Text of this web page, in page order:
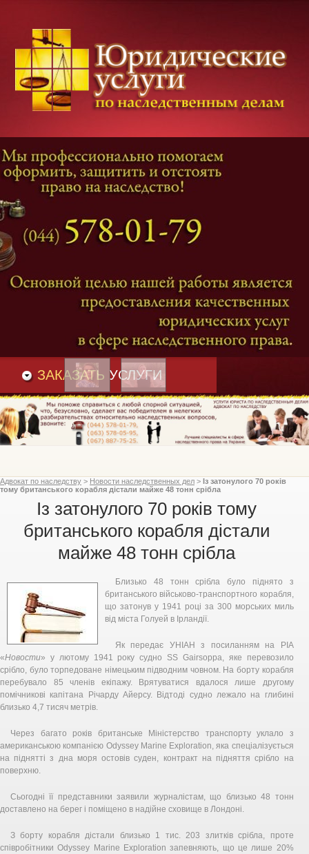
Категории дел
Наследование и Завещание
Оформление наследства
Оспаривание наследства
Адвокат наследственные дела
и Вакансии
ЗАКАЗАТЬ УСЛУГИ
Адвокат по наследству > Новости наследственных дел > Із затонулого 70 років
тому британського корабля дістали майже 48 тонн срібла
Із затонулого 70 років тому
британського корабля дістали
майже 48 тонн срібла
Близько 48 тонн срібла було піднято з
британського військово-транспортного корабля,
що затонув у 1941 році за 300 морських миль
від міста Голуей в Ірландії.
Як передає УНІАН з посиланням на РІА
«Новости» у лютому 1941 року судно SS Gairsoppa, яке перевозило
срібло, було торпедоване німецьким підводним човном. На борту корабля
перебувало 85 членів екіпажу. Врятуватися вдалося лише другому
помічникові капітана Річарду Айерсу. Відтоді судно лежало на глибині
близько 4,7 тисяч метрів.
Через багато років британське Міністерство транспорту уклало з
американською компанією Odyssey Marine Exploration, яка спеціалізується
на піднятті з дна моря остовів суден, контракт на підняття срібло на
поверхню.
Сьогодні її представники заявили журналістам, що близько 48 тонн
доставлено на берег і поміщено в надійне сховище в Лондоні.
З борту корабля дістали близько 1 тис. 203 злитків срібла, проте
співробітники Odyssey Marine Exploration запевняють, що це лише 20%